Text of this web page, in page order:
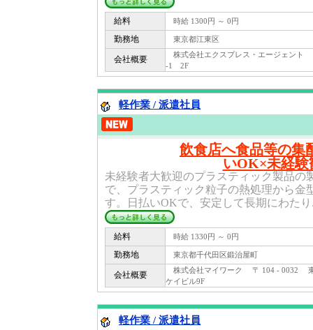
給料 時給 1300円 ～ 0円
勤務地 東京都江東区
会社概要
株式会社エクスプレス・エージェン
-1 2F
軽作業 / 派遣社員
飲食店へ食品等の集
いOK×未経験
未経験者大歓迎のプラスティック製品の
で、プラスティック粒子の熱処理から金
す。日払いOKで、安定して長期にわたり
給料 時給 1330円 ～ 0円
勤務地 東京都千代田区鍛治屋町
会社概要
株式会社マイワーク 〒 104 - 0032
ケイビル9F
軽作業 / 派遣社員